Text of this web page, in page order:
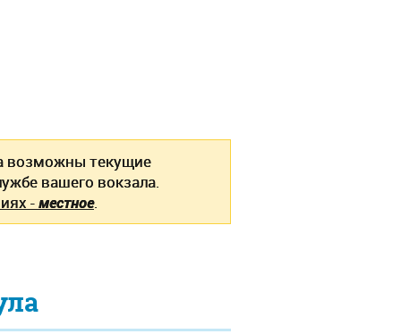
возможны текущие
вашего вокзала.
-местное.